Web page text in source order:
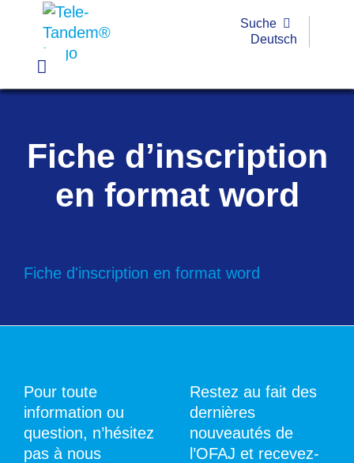
Passer
contenu
Toggle
Navigation
Exemples
Outils
Subvention
Suche
Deutsch
Fiche d’inscription
en format word
Fiche d'inscription en format word
Pour toute
information ou
question, n’hésitez
pas à nous
Restez au fait des
dernières
nouveautés de
l’OFAJ et recevez-